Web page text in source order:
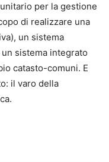
per la gestione
di realizzare una
un sistema
sistema integrato
catasto-comuni. E
il varo della